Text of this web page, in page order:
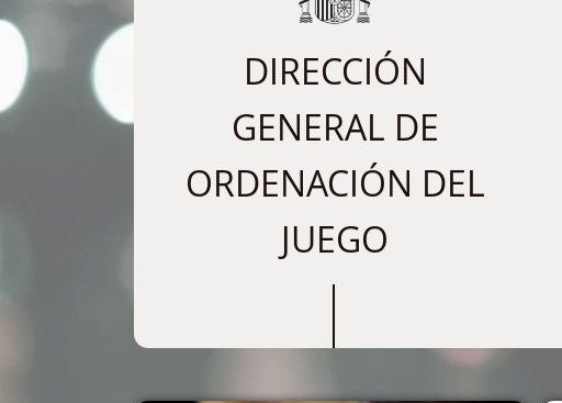
DIRECCIÓN
GENERAL DE
ORDENACIÓN DEL
JUEGO